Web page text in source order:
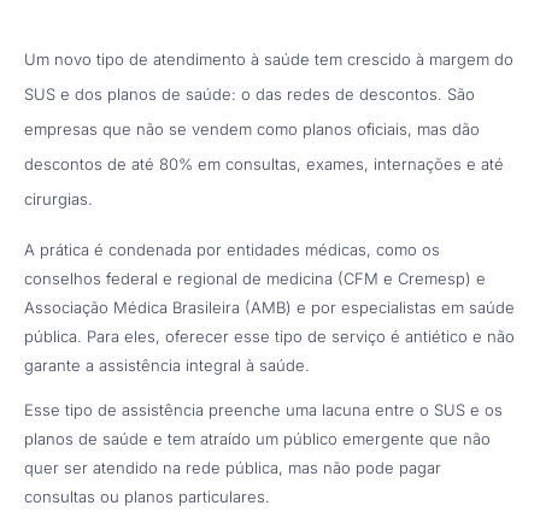
Um novo tipo de atendimento à saúde tem crescido à margem do
SUS e dos planos de saúde: o das redes de descontos. São
empresas que não se vendem como planos oficiais, mas dão
descontos de até 80% em consultas, exames, internações e até
cirurgias.
A prática é condenada por entidades médicas, como os
conselhos federal e regional de medicina (CFM e Cremesp) e
Associação Médica Brasileira (AMB) e por especialistas em saúde
pública. Para eles, oferecer esse tipo de serviço é antiético e não
garante a assistência integral à saúde.
Esse tipo de assistência preenche uma lacuna entre o SUS e os
planos de saúde e tem atraído um público emergente que não
quer ser atendido na rede pública, mas não pode pagar
consultas ou planos particulares.